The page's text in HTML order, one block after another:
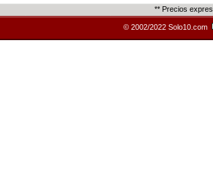
** Precios
© 2002/2022 Solo10.com